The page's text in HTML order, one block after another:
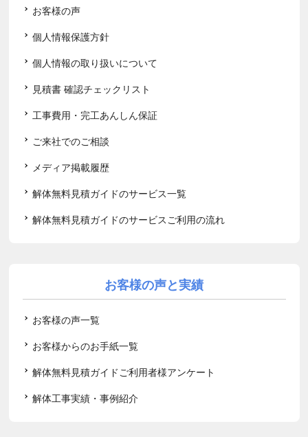
お客様の声
個人情報保護方針
個人情報の取り扱いについて
見積書 確認チェックリスト
工事費用・完工あんしん保証
ご来社でのご相談
メディア掲載履歴
解体無料見積ガイドのサービス一覧
解体無料見積ガイドのサービスご利用の流れ
お客様の声と実績
お客様の声一覧
お客様からのお手紙一覧
解体無料見積ガイドご利用者様アンケート
解体工事実績・事例紹介